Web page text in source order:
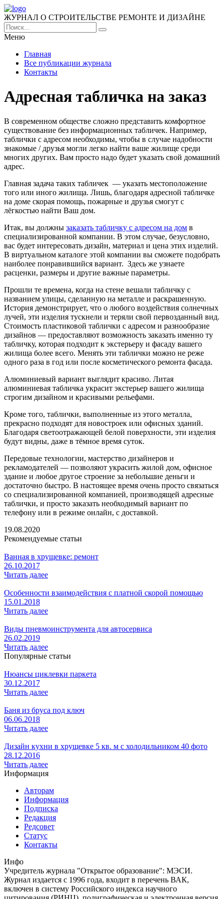
ЖУРНАЛ О СТРОИТЕЛЬСТВЕ РЕМОНТЕ И ДИЗАЙНЕ
Меню
Главная
Все публикации журнала
Контакты
Адресная табличка на заказ
В современном обществе сложно представить комфортное
существование без информационных табличек. Например,
таблички с адресом необходимы, чтобы в случае надобности
знакомые / друзья могли легко найти ваше жилище среди
многих других. Вам просто надо будет указать свой домашний
адрес.
Главная задача таких табличек — указать местоположение
того или иного жилища. Лишь, благодаря адресной табличке
на доме скорая помощь, пожарные и друзья смогут с
лёгкостью найти Ваш дом.
Итак, вы должны заказать табличку с адресом на дом в
специализированной компании. В этом случае, безусловно,
вас будет интересовать дизайн, материал и цена этих изделий.
В виртуальном каталоге этой компании вы сможете подобрать
наиболее понравившийся вариант. Здесь же узнаете
расценки, размеры и другие важные параметры.
Прошли те времена, когда на стене вешали табличку с
названием улицы, сделанную на металле и раскрашенную.
История демонстрирует, что о любого воздействия солнечных
лучей, эти изделия тускнели и теряли свой первозданный вид.
Стоимость пластиковой таблички с адресом и разнообразие
дизайнов — предоставляют возможность заказать именно ту
табличку, которая подходит к экстерьеру и фасаду вашего
жилища более всего. Менять эти таблички можно не реже
одного раза в год или после косметического ремонта фасада.
Алюминиевый вариант выглядит красиво. Литая
алюминиевая табличка украсит экстерьер вашего жилища
строгим дизайном и красивыми рельефами.
Кроме того, таблички, выполненные из этого металла,
прекрасно подходят для новостроек или офисных зданий.
Благодаря светоотражающей белой поверхности, эти изделия
будут видны, даже в тёмное время суток.
Передовые технологии, мастерство дизайнеров и
рекламодателей — позволяют украсить жилой дом, офисное
здание и любое другое строение за небольшие деньги и
достаточно быстро. В настоящее время очень просто связаться
со специализированной компанией, производящей адресные
таблички, и просто заказать необходимый вариант по
телефону или в режиме онлайн, с доставкой.
19.08.2020
Рекомендуемые статьи
Ванная в хрущевке: ремонт
26.10.2017
Читать далее
Особенности взаимодействия с платной скорой помощью
15.01.2018
Читать далее
Виды пневмоинструмента для автосервиса
26.02.2019
Читать далее
Популярные статьи
Нюансы циклевки паркета
30.12.2017
Читать далее
Баня из бруса под ключ
06.06.2018
Читать далее
Дизайн кухни в хрущевке 5 кв. м с холодильником 40 фото
28.12.2016
Читать далее
Информация
Авторам
Информация
Подписка
Редакция
Редсовет
Статус
Контакты
Инфо
Учредитель журнала "Открытое образование": МЭСИ.
Журнал издается с 1996 года, входит в перечень ВАК,
включен в систему Российского индекса научного